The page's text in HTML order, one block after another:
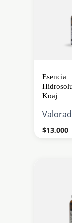
Esencia
Koaj
$13,000